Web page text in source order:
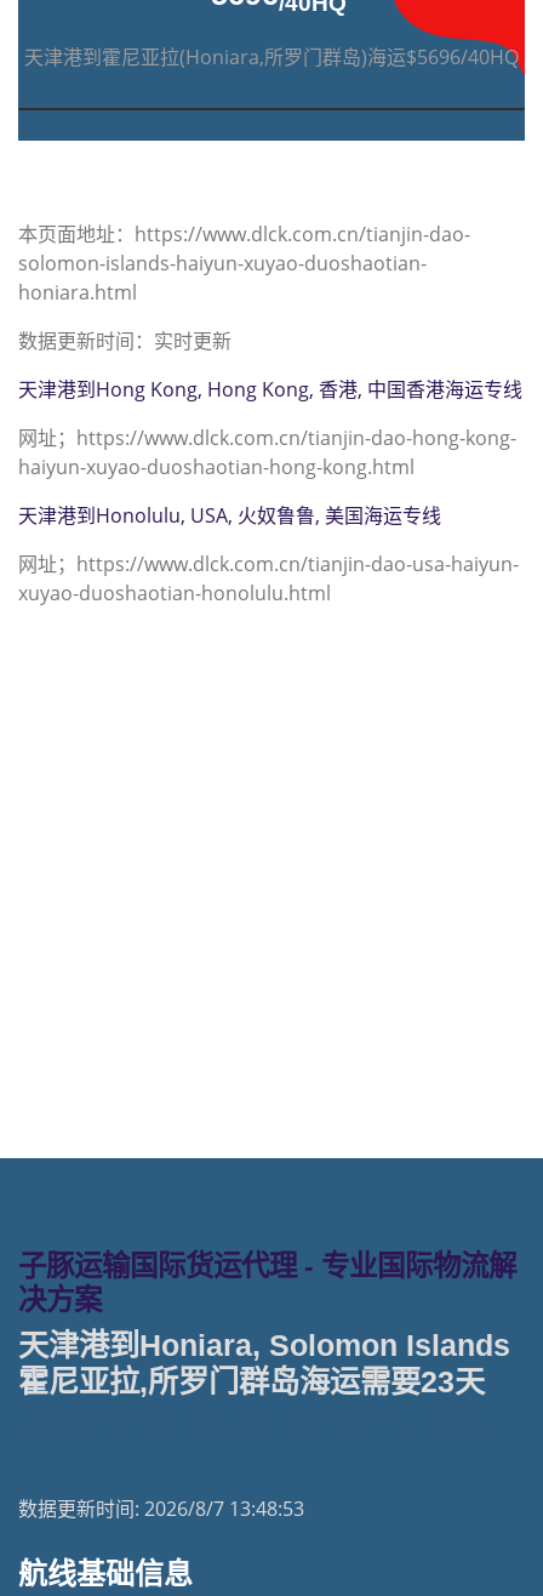
天津港到霍尼亚拉(Honiara,所罗门群岛)海运$5696/40HQ
本页面地址：https://www.dlck.com.cn/tianjin-dao-
solomon-islands-haiyun-xuyao-duoshaotian-
honiara.html
数据更新时间：实时更新
天津港到Hong Kong, Hong Kong, 香港, 中国香港海运专线
网址；https://www.dlck.com.cn/tianjin-dao-hong-kong-
haiyun-xuyao-duoshaotian-hong-kong.html
天津港到Honolulu, USA, 火奴鲁鲁, 美国海运专线
网址；https://www.dlck.com.cn/tianjin-dao-usa-haiyun-
xuyao-duoshaotian-honolulu.html
子豚运输国际货运代理 - 专业国际物流解
决方案
天津港到Honiara, Solomon Islands
霍尼亚拉,所罗门群岛海运需要23天
数据更新时间: 2026/8/7 13:48:53
航线基础信息